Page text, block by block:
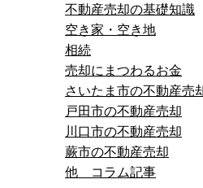
不動産売却の基礎知識
空き家・空き地
相続
売却にまつわるお金
さいたま市の不動産売
戸田市の不動産売却
川口市の不動産売却
蕨市の不動産売却
他 コラム記事